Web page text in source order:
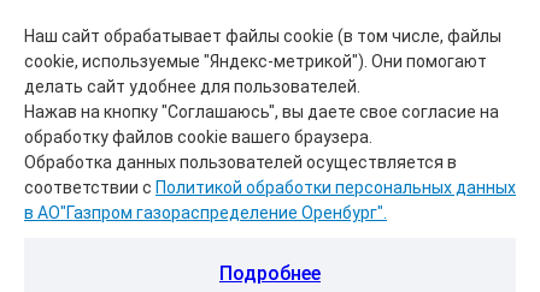
Наш сайт обрабатывает файлы cookie (в том числе, файлы
cookie, используемые "Яндекс-метрикой"). Они помогают
делать сайт удобнее для пользователей.
Нажав на кнопку "Соглашаюсь", вы даете свое согласие на
обработку файлов cookie вашего браузера.
Обработка данных пользователей осуществляется в
соответствии с Политикой обработки персональных данных
в АО"Газпром газораспределение Оренбург".
Подробнее
Сб-Вс: Выходной
__________________________________________
Оформить заявку на установку бытового газового
оборудования возможно на сайте организации АО «Газпром
газораспределение Оренбург»:
https://www.oblgaz56.ru/